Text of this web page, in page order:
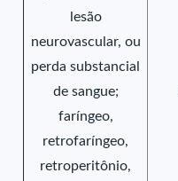
lesão
neurovascular, ou
perda substancial
de sangue;
faríngeo,
retrofaríngeo,
retroperitônio,